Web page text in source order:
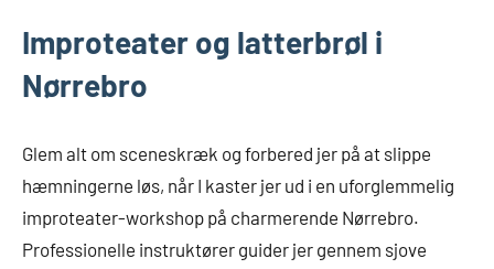
Improteater og latterbrøl i
Nørrebro
Glem alt om sceneskræk og forbered jer på at slippe
hæmningerne løs, når I kaster jer ud i en uforglemmelig
improteater-workshop på charmerende Nørrebro.
Professionelle instruktører guider jer gennem sjove